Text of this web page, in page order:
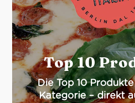
Top 10
Die Top 10
Kategorie – direkt